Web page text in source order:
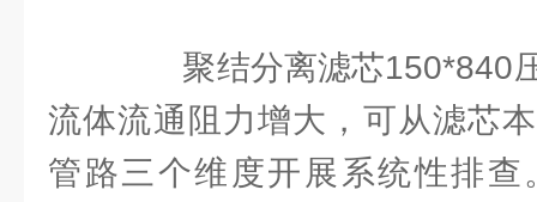
聚结分离滤芯150*840
流体流通阻力增大，可从滤芯
管路三个维度开展系统性排